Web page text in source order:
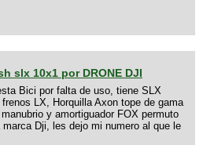
slx 10x1 por DRONE DJI
Bici por falta de uso, tiene SLX
LX, Horquilla Axon tope de gama
y amortiguador FOX permuto
marca Dji, les dejo mi numero al que le